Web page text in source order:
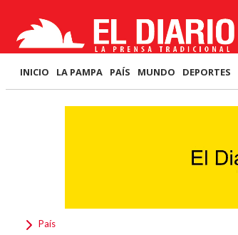
INICIO LA PAMPA PAÍS MUNDO DEPORTES
País